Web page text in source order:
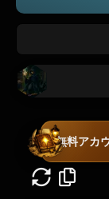
無料アカ